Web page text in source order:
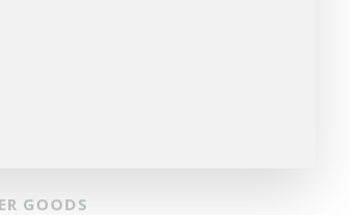
GOODS